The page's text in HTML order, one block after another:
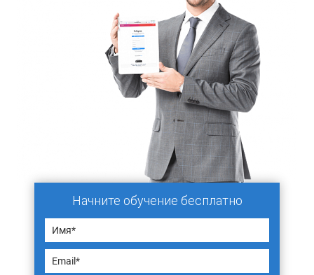
Начните обучение бесплатно